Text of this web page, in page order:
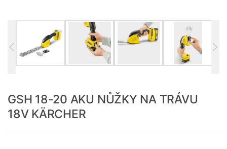
GSH 18-20 AKU NŮŽKY NA TRÁVU
18V KÄRCHER